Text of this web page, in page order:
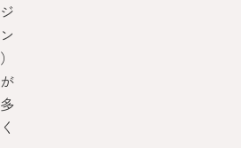
ジ
ン
）
が
多
く